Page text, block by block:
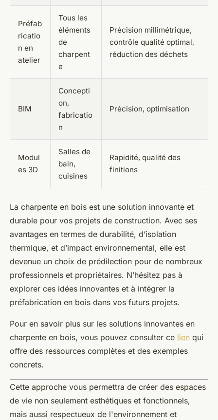
Préfab
ricatio
n en
atelier
Tous les
éléments
de
charpent
e
Précision millimétrique,
contrôle qualité optimal,
réduction des déchets
BIM
Concepti
on,
fabricatio
n
Précision, optimisation
Modul
es 3D
Salles de
bain,
cuisines
Rapidité, qualité des
finitions
La charpente en bois est une solution innovante et
durable pour vos projets de construction. Avec ses
avantages en termes de durabilité, d’isolation
thermique, et d’impact environnemental, elle est
devenue un choix de prédilection pour de nombreux
professionnels et propriétaires. N’hésitez pas à
explorer ces idées innovantes et à intégrer la
préfabrication en bois dans vos futurs projets.
Pour en savoir plus sur les solutions innovantes en
charpente en bois, vous pouvez consulter ce lien qui
offre des ressources complètes et des exemples
concrets.
Cette approche vous permettra de créer des espaces
de vie non seulement esthétiques et fonctionnels,
mais aussi respectueux de l'environnement et